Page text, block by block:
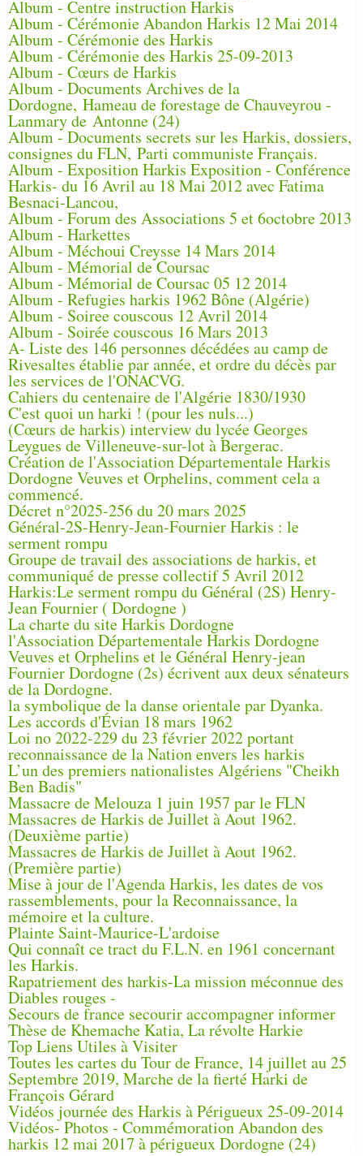
Album - Centre instruction Harkis
Album - Cérémonie Abandon Harkis 12 Mai 2014
Album - Cérémonie des Harkis
Album - Cérémonie des Harkis 25-09-2013
Album - Cœurs de Harkis
Album - Documents Archives de la
Dordogne, Hameau de forestage de Chauveyrou -
Lanmary de Antonne (24)
Album - Documents secrets sur les Harkis, dossiers,
consignes du FLN, Parti communiste Français.
Album - Exposition Harkis Exposition - Conférence
Harkis- du 16 Avril au 18 Mai 2012 avec Fatima
Besnaci-Lancou,
Album - Forum des Associations 5 et 6octobre 2013
Album - Harkettes
Album - Méchoui Creysse 14 Mars 2014
Album - Mémorial de Coursac
Album - Mémorial de Coursac 05 12 2014
Album - Refugies harkis 1962 Bône (Algérie)
Album - Soiree couscous 12 Avril 2014
Album - Soirée couscous 16 Mars 2013
A- Liste des 146 personnes décédées au camp de
Rivesaltes établie par année, et ordre du décès par
les services de l'ONACVG.
Cahiers du centenaire de l'Algérie 1830/1930
C'est quoi un harki ! (pour les nuls...)
(Cœurs de harkis) interview du lycée Georges
Leygues de Villeneuve-sur-lot à Bergerac.
Création de l'Association Départementale Harkis
Dordogne Veuves et Orphelins, comment cela a
commencé.
Décret n°2025-256 du 20 mars 2025
Général-2S-Henry-Jean-Fournier Harkis : le
serment rompu
Groupe de travail des associations de harkis, et
communiqué de presse collectif 5 Avril 2012
Harkis:Le serment rompu du Général (2S) Henry-
Jean Fournier ( Dordogne )
La charte du site Harkis Dordogne
l'Association Départementale Harkis Dordogne
Veuves et Orphelins et le Général Henry-jean
Fournier Dordogne (2s) écrivent aux deux sénateurs
de la Dordogne.
la symbolique de la danse orientale par Dyanka.
Les accords d'Évian 18 mars 1962
Loi no 2022-229 du 23 février 2022 portant
reconnaissance de la Nation envers les harkis
L’un des premiers nationalistes Algériens "Cheikh
Ben Badis"
Massacre de Melouza 1 juin 1957 par le FLN
Massacres de Harkis de Juillet à Aout 1962.
(Deuxième partie)
Massacres de Harkis de Juillet à Aout 1962.
(Première partie)
Mise à jour de l'Agenda Harkis, les dates de vos
rassemblements, pour la Reconnaissance, la
mémoire et la culture.
Plainte Saint-Maurice-L'ardoise
Qui connaît ce tract du F.L.N. en 1961 concernant
les Harkis.
Rapatriement des harkis-La mission méconnue des
Diables rouges -
Secours de france secourir accompagner informer
Thèse de Khemache Katia, La révolte Harkie
Top Liens Utiles à Visiter
Toutes les cartes du Tour de France, 14 juillet au 25
Septembre 2019, Marche de la fierté Harki de
François Gérard
Vidéos journée des Harkis à Périgueux 25-09-2014
Vidéos- Photos - Commémoration Abandon des
harkis 12 mai 2017 à périgueux Dordogne (24)